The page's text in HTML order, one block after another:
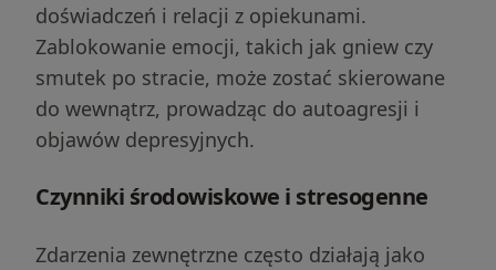
doświadczeń i relacji z opiekunami.
Zablokowanie emocji, takich jak gniew czy
smutek po stracie, może zostać skierowane
do wewnątrz, prowadząc do autoagresji i
objawów depresyjnych.
Czynniki środowiskowe i stresogenne
Zdarzenia zewnętrzne często działają jako